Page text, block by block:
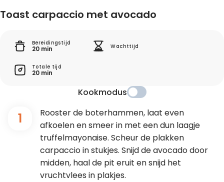
Toast carpaccio met avocado
Bereidingstijd
20 min Wachttijd
Totale tijd
20 min
Kookmodus
1
Rooster de boterhammen, laat even
afkoelen en smeer in met een dun laagje
truffelmayonaise. Scheur de plakken
carpaccio in stukjes. Snijd de avocado door
midden, haal de pit eruit en snijd het
vruchtvlees in plakjes.